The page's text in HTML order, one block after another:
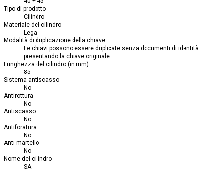
Tipo di prodotto
Cilindro
Materiale del cilindro
Lega
Modalità di duplicazione della chiave
Le chiavi possono essere duplicate senza documenti di identità
presentando la chiave originale
Lunghezza del cilindro (in mm)
85
Sistema antiscasso
No
Antirottura
No
Antiscasso
No
Antiforatura
No
Anti-martello
No
Nome del cilindro
SA